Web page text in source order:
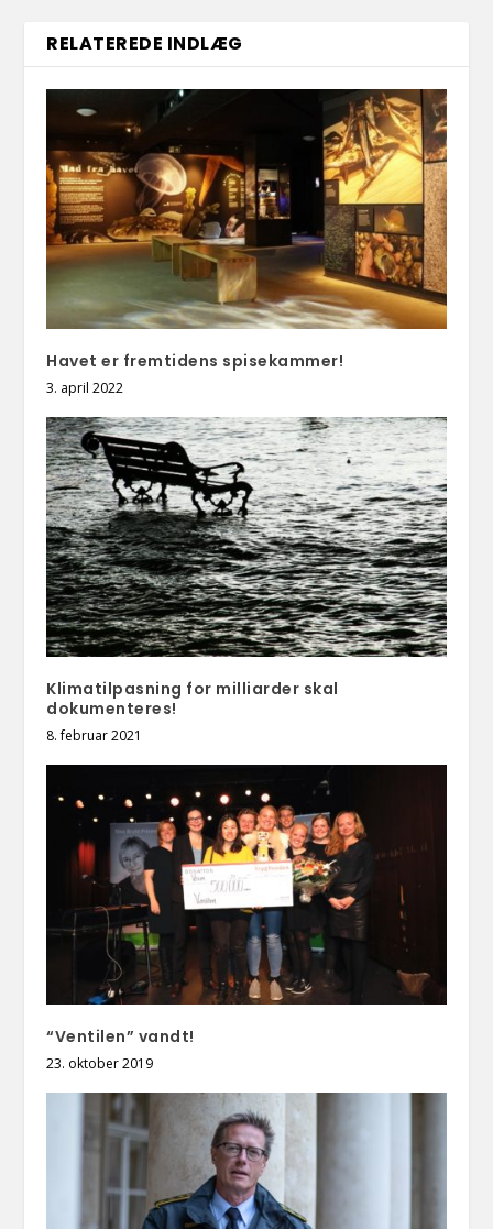
RELATEREDE INDLÆG
Havet er fremtidens spisekammer!
3. april 2022
Klimatilpasning for milliarder skal
dokumenteres!
8. februar 2021
“Ventilen” vandt!
23. oktober 2019